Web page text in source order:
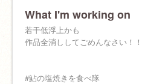
What I'm working on
若干低浮上かも
作品全消ししてごめんなさい！！
#鮎の塩焼きを食べ隊